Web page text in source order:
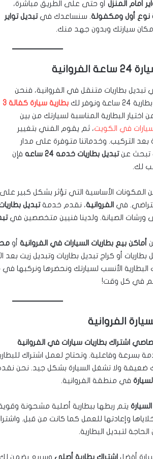
أمام المنزل أو حتى على الطريق مباشرة،
نوع أول ومكفولة. سنساعدك فيتبديل تواير
سيارتك وبدون جهد منك.
بطاريات متنقل في الفروانية، فنحن
ونوفر لك
بطارية سيارة كفالة 3
اختيار البطارية المناسبة لسيارتك من بين
في الكويت، ثم يقوم الفني بتغيير
بعد التركيب. وخدماتنا متوفرة على مدار
تبحث عنتبديل بطاريات خدمه 24 ساعه
فإن
لك.
المكونات الأساسية التي تؤثر بشكل كبير على
في الفروانية، نقدم خدمةتبديل بطاريات
ورشات الصيانة. ولدينا فنيين متخصصين في
أماكن بيع بطاريات السيارات في الفروانية أو
بطاريات أو كراج تبديل بطاريات وتبديل زيت
البطارية الأنسب لسيارتك ونحضرها
في كل وقت!
الفروانية
اشتراك بطاريات سيارات في الفروانية
بسرعة وفاعلية. وتحتاج لعمل اشتراك
ضعيفة ولا تشغل السيارة بشكل جيد. نحن
في منطقة الفروانية.
يتم ربطها ببطارية أصلية مشحونة
وإعادتها للعمل كما كانت من قبل.
لتبديل البطارية.
أفضل اشتراك بطارية أصلي وسريع يضمن